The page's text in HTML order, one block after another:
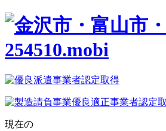
現在の